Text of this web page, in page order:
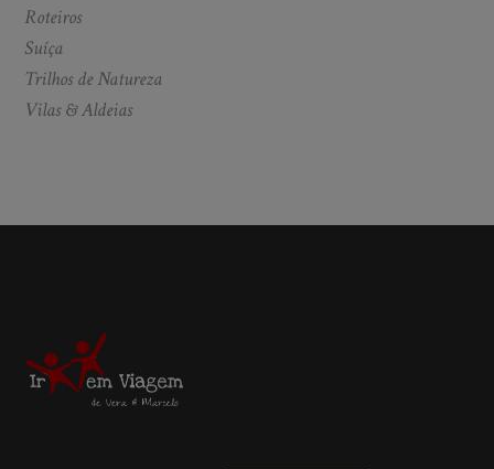
Roteiros
Suíça
Trilhos de Natureza
Vilas & Aldeias